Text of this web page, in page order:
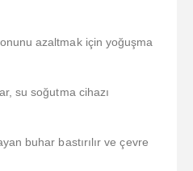
azaltmak için yoğuşma
su soğutma cihazı
buhar bastırılır ve çevre